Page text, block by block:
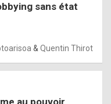
sans état
& Quentin Thirot
au pouvoir